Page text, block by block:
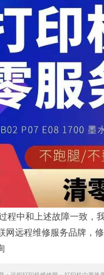
程中和上述故障一致，
网远程维修服务品牌，